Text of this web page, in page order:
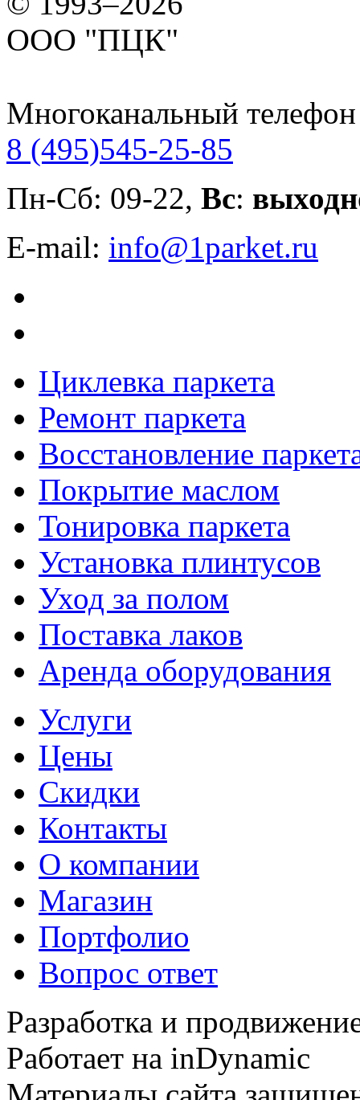
ООО "ПЦК"
Многоканальный телефон
8 (495)545-25-85
Пн-Сб: 09-22, Вс:
E-mail: info@1parket.ru
Циклевка паркета
Ремонт паркета
Восстановление
Покрытие маслом
Тонировка паркета
Установка плинтусов
Уход за полом
Поставка лаков
Аренда оборудования
Услуги
Цены
Скидки
Контакты
О компании
Магазин
Портфолио
Вопрос ответ
Разработка и
Работает на inDynamic